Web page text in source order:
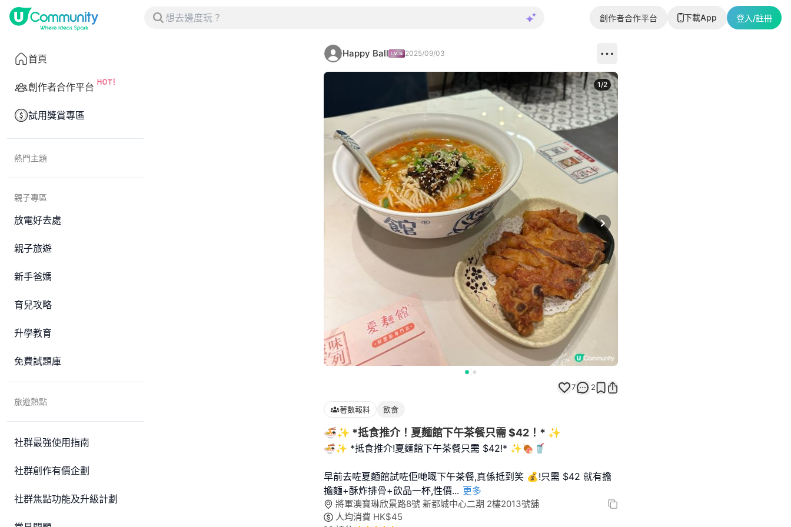
創作者合作平台 下載App 登入/註冊
首頁
創作者合作平台
試用獎賞專區
熱門主題
親子專區
放電好去處
親子旅遊
新手爸媽
育兒攻略
升學教育
免費試題庫
旅遊熱點
社群最強使用指南
社群創作有價企劃
社群焦點功能及升級計劃
Happy Ball 2025/09/03
Next slide
1/2
7 2
著數報料 飲食
🍜✨ *抵食推介！夏麵館下午茶餐只需 $42！* ✨
🍜✨ *抵食推介!夏麵館下午茶餐只需 $42!* ✨🍖🥤
早前去咗夏麵館試咗佢哋嘅下午茶餐,真係抵到笑 💰!只需 $42 就有擔
擔麵+酥炸排骨+飲品一杯,性價... 更多
將軍澳寶琳欣景路8號 新都城中心二期 2樓2013號舖
人均消費 HK$45